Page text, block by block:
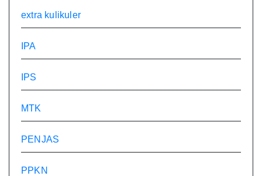
extra kulikuler
IPA
IPS
MTK
PENJAS
PPKN